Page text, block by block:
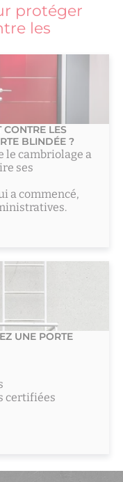
protéger
les
CONTRE LES
BLINDÉE ?
le cambriolage a
ses
a commencé,
UNE PORTE
certifiées